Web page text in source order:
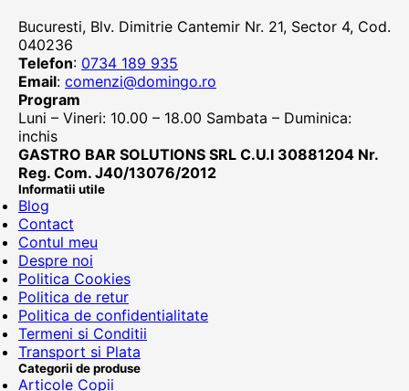
Bucuresti, Blv. Dimitrie Cantemir Nr. 21, Sector 4, Cod.
040236
Telefon: 0734 189 935
Email: comenzi@domingo.ro
Program
Luni – Vineri: 10.00 – 18.00 Sambata – Duminica:
inchis
GASTRO BAR SOLUTIONS SRL C.U.I 30881204 Nr.
Reg. Com. J40/13076/2012
Informatii utile
Blog
Contact
Contul meu
Despre noi
Politica Cookies
Politica de retur
Politica de confidentialitate
Termeni si Conditii
Transport si Plata
Categorii de produse
Articole Copii